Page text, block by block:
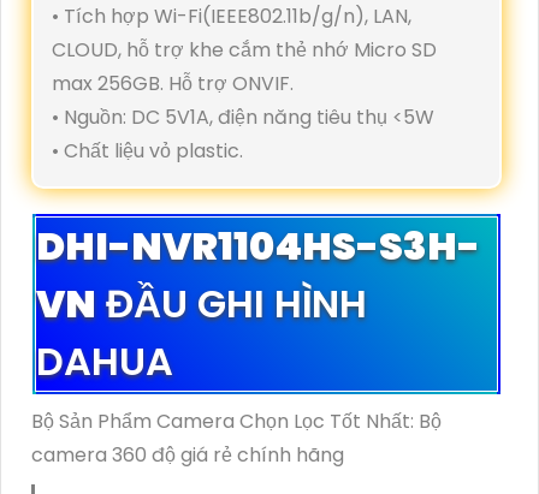
• Tích hợp Wi-Fi(IEEE802.11b/g/n), LAN,
CLOUD, hỗ trợ khe cắm thẻ nhớ Micro SD
max 256GB. Hỗ trợ ONVIF.
• Nguồn: DC 5V1A, điện năng tiêu thụ <5W
• Chất liệu vỏ plastic.
DHI-NVR1104HS-S3H-
VNĐẦU GHI HÌNH
DAHUA
Bộ Sản Phẩm Camera Chọn Lọc Tốt Nhất: Bộ
camera 360 độ giá rẻ chính hãng